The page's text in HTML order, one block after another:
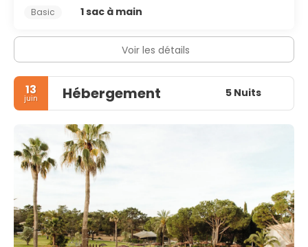
Basic
1 sac à main
Voir les détails
13
juin Hébergement 5 Nuits